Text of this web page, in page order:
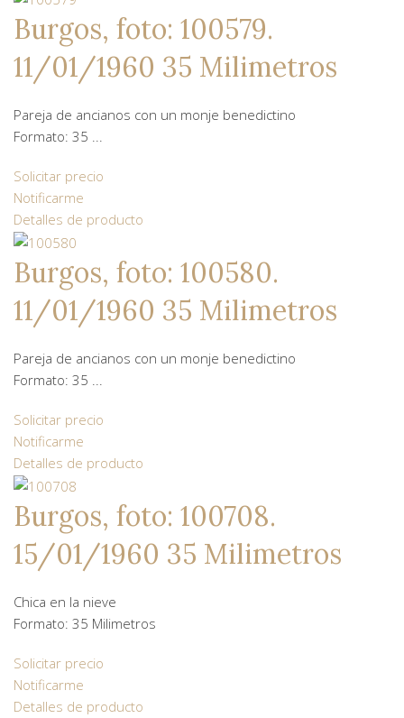
Burgos, foto: 100579.
11/01/1960 35 Milimetros
Pareja de ancianos con un monje benedictino
Formato: 35 ...
Solicitar precio
Notificarme
Detalles de producto
Burgos, foto: 100580.
11/01/1960 35 Milimetros
Pareja de ancianos con un monje benedictino
Formato: 35 ...
Solicitar precio
Notificarme
Detalles de producto
Burgos, foto: 100708.
15/01/1960 35 Milimetros
Chica en la nieve
Formato: 35 Milimetros
Solicitar precio
Notificarme
Detalles de producto